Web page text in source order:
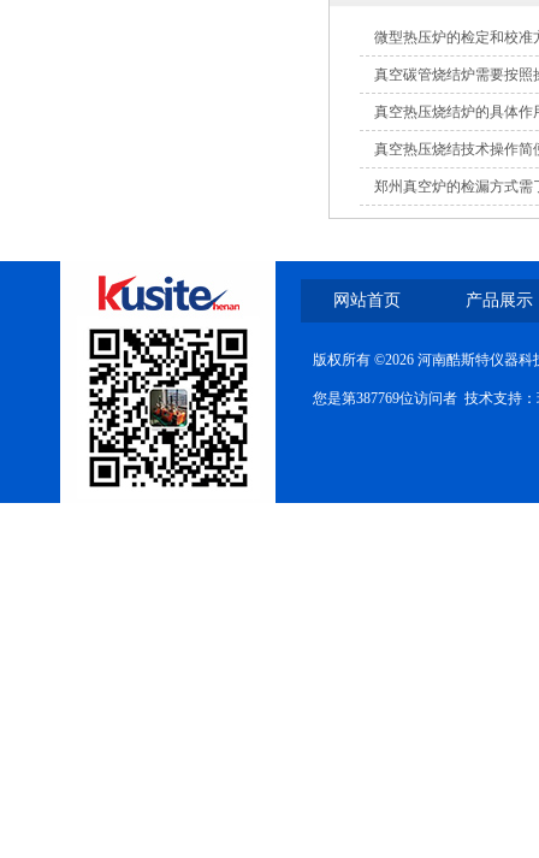
微型热压炉的检定和校准
真空碳管烧结炉需要按照
真空热压烧结炉的具体作
真空热压烧结技术操作简
郑州真空炉的检漏方式需
网站首页 产品展示
版权所有 ©2026 河南酷斯特仪器
您是第387769位访问者 技术支持：